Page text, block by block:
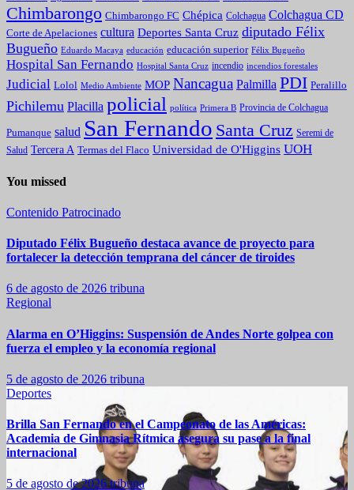
Chimbarongo Chimbarongo FC Chépica Colchagua Colchagua CD
Corte de Apelaciones cultura Deportes Santa Cruz diputado Félix
Bugueño Eduardo Macaya educación educación superior Félix Bugueño
Hospital San Fernando Hospital Santa Cruz incendio incendios forestales
Judicial Lolol Medio Ambiente MOP Nancagua Palmilla PDI Peralillo
Pichilemu Placilla policial política Primera B Provincia de Colchagua
Pumanque salud San Fernando Santa Cruz Seremi de
Salud Tercera A Termas del Flaco Universidad de O'Higgins UOH
You missed
Contenido Patrocinado
Diputado Félix Bugueño destaca avance de proyecto para
fortalecer la detección temprana del cáncer de tiroides
6 de agosto de 2026 tribuna
Regional
Alarma en O’Higgins: Suspensión de Andes Norte golpea con
fuerza el empleo y la economía regional
5 de agosto de 2026 tribuna
Deportes
Brilla San Fernando en el Campeonato de las Américas:
Academia de Gimnasia Rítmica asegura su pase a la final
internacional
5 de agosto de 2026tribuna